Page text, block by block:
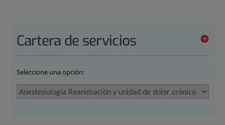
Cartera de servicios
Seleccione una opción: